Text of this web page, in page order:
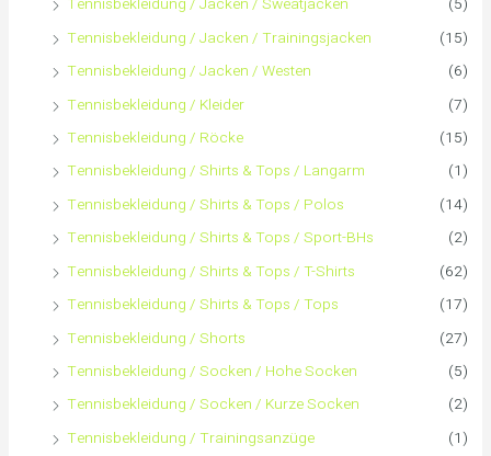
Tennisbekleidung / Jacken / Sweatjacken
(5)
Tennisbekleidung / Jacken / Trainingsjacken
(15)
Tennisbekleidung / Jacken / Westen
(6)
Tennisbekleidung / Kleider
(7)
Tennisbekleidung / Röcke
(15)
Tennisbekleidung / Shirts & Tops / Langarm
(1)
Tennisbekleidung / Shirts & Tops / Polos
(14)
Tennisbekleidung / Shirts & Tops / Sport-BHs
(2)
Tennisbekleidung / Shirts & Tops / T-Shirts
(62)
Tennisbekleidung / Shirts & Tops / Tops
(17)
Tennisbekleidung / Shorts
(27)
Tennisbekleidung / Socken / Hohe Socken
(5)
Tennisbekleidung / Socken / Kurze Socken
(2)
Tennisbekleidung / Trainingsanzüge
(1)